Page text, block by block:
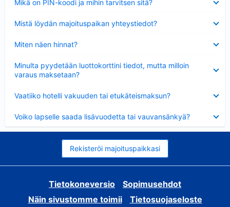
Mikä on PIN-koodi ja mihin tarvitsen sitä?
Mistä löydän majoituspaikan yhteystiedot?
Miten näen hinnat?
Minulta pyydetään luottokorttini tiedot, mutta milloin
varaus maksetaan?
Vaatiiko hotelli vakuuden tai etukäteismaksun?
Voiko lapselle saada lisävuodetta tai vauvansänkyä?
Rekisteröi majoituspaikkasi
Tietokoneversio
Sopimusehdot
Näin sivustomme toimii
Tietosuojaseloste